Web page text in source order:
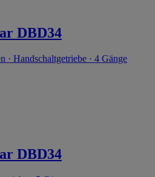
DBD34
· Handschaltgetriebe · 4 Gänge
DBD34